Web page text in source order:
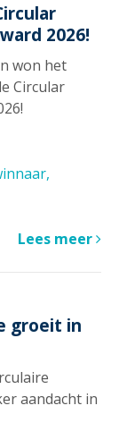
2026!
won het
Circular
Lees meer
groeit in
aandacht in